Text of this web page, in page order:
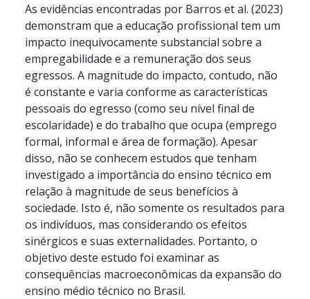
As evidências encontradas por Barros et al. (2023)
demonstram que a educação profissional tem um
impacto inequivocamente substancial sobre a
empregabilidade e a remuneração dos seus
egressos. A magnitude do impacto, contudo, não
é constante e varia conforme as características
pessoais do egresso (como seu nível final de
escolaridade) e do trabalho que ocupa (emprego
formal, informal e área de formação). Apesar
disso, não se conhecem estudos que tenham
investigado a importância do ensino técnico em
relação à magnitude de seus benefícios à
sociedade. Isto é, não somente os resultados para
os indivíduos, mas considerando os efeitos
sinérgicos e suas externalidades. Portanto, o
objetivo deste estudo foi examinar as
consequências macroeconômicas da expansão do
ensino médio técnico no Brasil.